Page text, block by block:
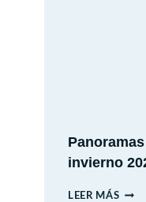
invierno
LEER MÁS